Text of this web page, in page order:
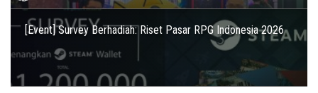
[Event] Survey Berhadiah: Riset Pasar RPG Indonesia 2026